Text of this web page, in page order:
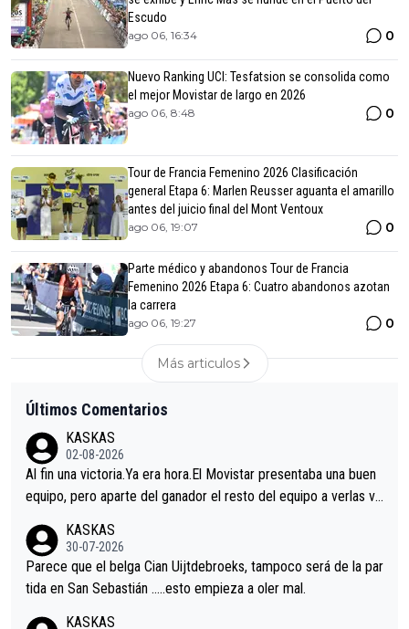
Escudo
ago 06, 16:34 0
Nuevo Ranking UCI: Tesfatsion se consolida como
el mejor Movistar de largo en 2026
ago 06, 8:48 0
Tour de Francia Femenino 2026 Clasificación
general Etapa 6: Marlen Reusser aguanta el amarillo
antes del juicio final del Mont Ventoux
ago 06, 19:07 0
Parte médico y abandonos Tour de Francia
Femenino 2026 Etapa 6: Cuatro abandonos azotan
la carrera
ago 06, 19:27 0
Más articulos
Últimos Comentarios
KASKAS
02-08-2026
Al fin una victoria.Ya era hora.El Movistar presentaba una buen
equipo, pero aparte del ganador el resto del equipo a verlas ve
s.La única buena noticia es la mejoría de Enric Más en San Seb
astian.Si en la Vuelta a Burgos sigue la mejoría, podríamos ten
er alguna sorpresa en la Vuelta.Ojalá.
KASKAS
30-07-2026
Parece que el belga Cian Uijtdebroeks, tampoco será de la par
tida en San Sebastián …..esto empieza a oler mal.
KASKAS